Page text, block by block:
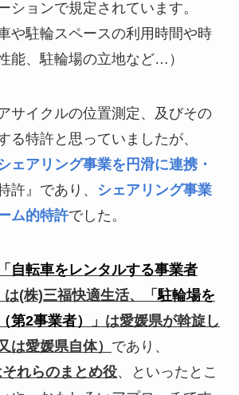
ションで規定されています。
や駐輪スペースの利用時間や時
能、駐輪場の立地など…）
サイクルの位置測定、及びその
る特許と思っていましたが、
ェアリング事業を円滑に連携・
許』であり、
シェアリング事業
ム的特許でした。
「 自転車をレンタルする事業者
は(株)三福快適生活、「駐輪場を
第2事業者）
」は愛媛県が斡旋し
は愛媛県自体） であり、
れらのまとめ役、といったとこ